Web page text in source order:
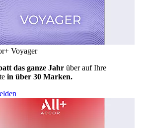
Voyager
das ganze Jahr über auf Ihre
in über 30 Marken.